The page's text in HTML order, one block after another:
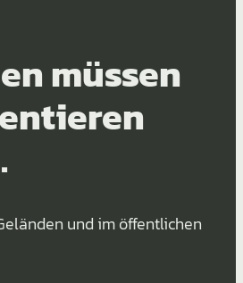
müssen
und im öffent­li­chen